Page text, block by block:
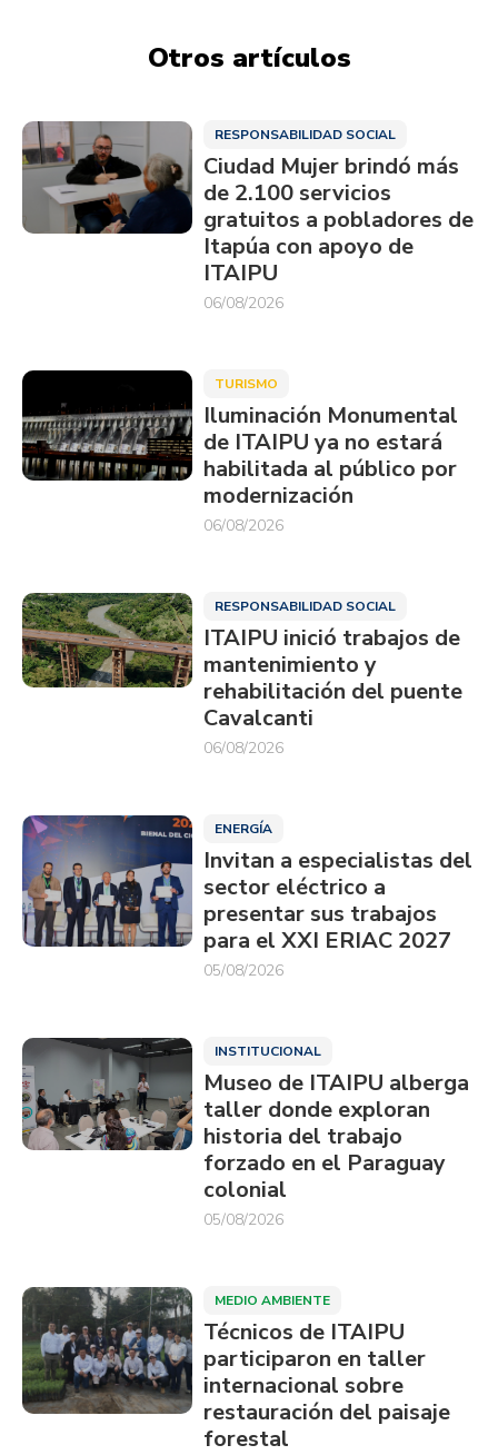
Otros artículos
RESPONSABILIDAD SOCIAL
Ciudad Mujer brindó más
de 2.100 servicios
gratuitos a pobladores de
Itapúa con apoyo de
ITAIPU
06/08/2026
TURISMO
Iluminación Monumental
de ITAIPU ya no estará
habilitada al público por
modernización
06/08/2026
RESPONSABILIDAD SOCIAL
ITAIPU inició trabajos de
mantenimiento y
rehabilitación del puente
Cavalcanti
06/08/2026
ENERGÍA
Invitan a especialistas del
sector eléctrico a
presentar sus trabajos
para el XXI ERIAC 2027
05/08/2026
INSTITUCIONAL
Museo de ITAIPU alberga
taller donde exploran
historia del trabajo
forzado en el Paraguay
colonial
05/08/2026
MEDIO AMBIENTE
Técnicos de ITAIPU
participaron en taller
internacional sobre
restauración del paisaje
forestal